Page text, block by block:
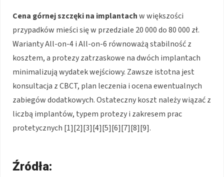
Cena górnej szczęki na implantachw większości
przypadków mieści się w przedziale 20 000 do 80 000 zł.
Warianty All-on-4 i All-on-6 równoważą stabilność z
kosztem, a protezy zatrzaskowe na dwóch implantach
minimalizują wydatek wejściowy. Zawsze istotna jest
konsultacja z CBCT, plan leczenia i ocena ewentualnych
zabiegów dodatkowych. Ostateczny koszt należy wiązać z
liczbą implantów, typem protezy i zakresem prac
protetycznych [1][2][3][4][5][6][7][8][9].
Źródła: